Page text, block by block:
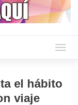
el hábito
viaje